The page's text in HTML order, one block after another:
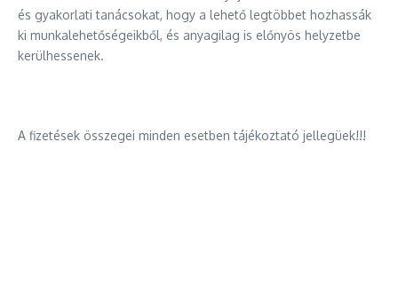
és gyakorlati tanácsokat, hogy a lehető legtöbbet hozhassák
ki munkalehetőségeikből, és anyagilag is előnyös helyzetbe
kerülhessenek.
A fizetések összegei minden esetben tájékoztató jellegüek!!!